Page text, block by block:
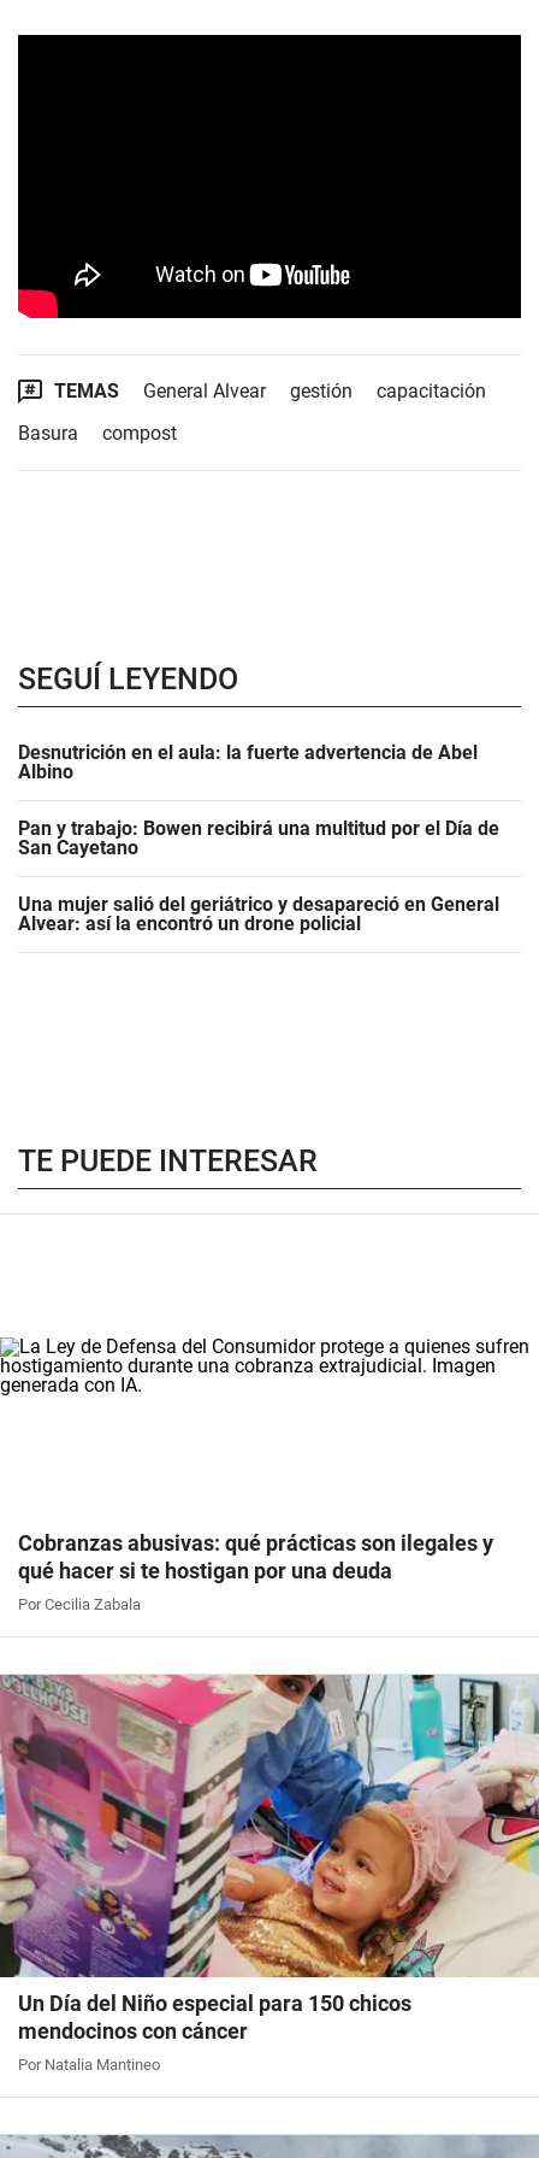
TEMAS General Alvear gestión
capacitación
Basura
compost
SEGUÍ LEYENDO
Desnutrición en el aula: la fuerte advertencia de Abel
Albino
Pan y trabajo: Bowen recibirá una multitud por el Día de
San Cayetano
Una mujer salió del geriátrico y desapareció en General
Alvear: así la encontró un drone policial
TE PUEDE INTERESAR
Cobranzas abusivas: qué prácticas son ilegales y
qué hacer si te hostigan por una deuda
Por Cecilia Zabala
Un Día del Niño especial para 150 chicos
mendocinos con cáncer
Por Natalia Mantineo